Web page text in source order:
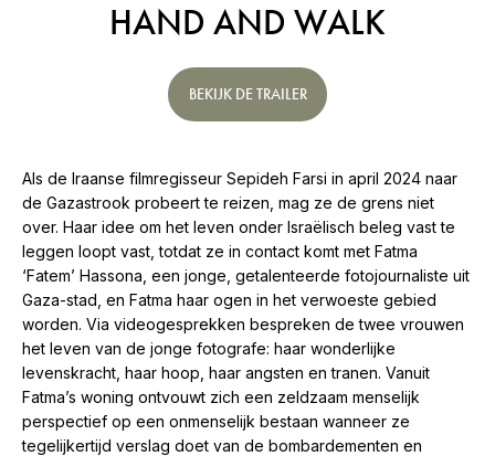
HAND AND WALK
BEKIJK DE TRAILER
Als de Iraanse filmregisseur Sepideh Farsi in april 2024 naar
de Gazastrook probeert te reizen, mag ze de grens niet
over. Haar idee om het leven onder Israëlisch beleg vast te
leggen loopt vast, totdat ze in contact komt met Fatma
‘Fatem’ Hassona, een jonge, getalenteerde fotojournaliste uit
Gaza-stad, en Fatma haar ogen in het verwoeste gebied
worden. Via videogesprekken bespreken de twee vrouwen
het leven van de jonge fotografe: haar wonderlijke
levenskracht, haar hoop, haar angsten en tranen. Vanuit
Fatma’s woning ontvouwt zich een zeldzaam menselijk
perspectief op een onmenselijk bestaan wanneer ze
tegelijkertijd verslag doet van de bombardementen en